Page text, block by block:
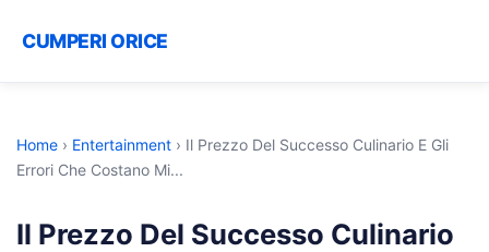
CUMPERI ORICE
Home › Entertainment › Il Prezzo Del Successo Culinario E Gli
Errori Che Costano Mi...
Il Prezzo Del Successo Culinario